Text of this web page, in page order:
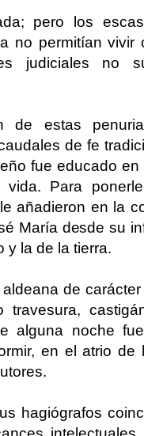
pero los
no permitían vivir
judiciales no
de estas
de fe
fue educado
vida. Para
añadieron en la
María desde su
y la de la tierra.
de
alguna noche
en el atrio de
hagiógrafos